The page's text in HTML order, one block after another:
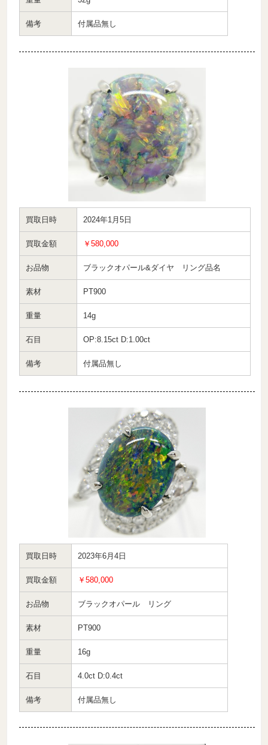
備考 付属品無し
買取日時 2024年1月5日
買取金額 ￥580,000
お品物 ブラックオパール&ダイヤ リング品名
素材 PT900
重量 14g
石目 OP:8.15ct D:1.00ct
備考 付属品無し
買取日時 2023年6月4日
買取金額 ￥580,000
お品物 ブラックオパール リング
素材 PT900
重量 16g
石目 4.0ct D:0.4ct
備考 付属品無し